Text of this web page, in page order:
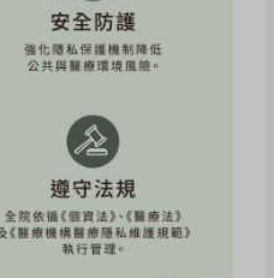
即預約